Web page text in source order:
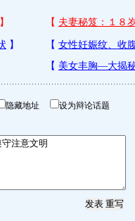
隐藏地址 设为辩论话题